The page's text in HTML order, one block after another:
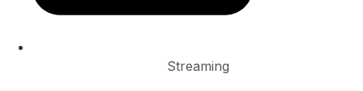
Streaming